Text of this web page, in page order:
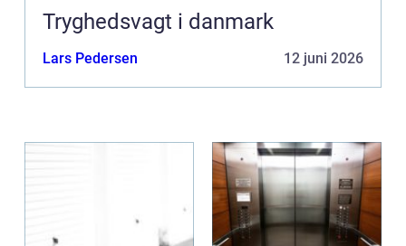
Tryghedsvagt i danmark
Lars Pedersen 12 juni 2026